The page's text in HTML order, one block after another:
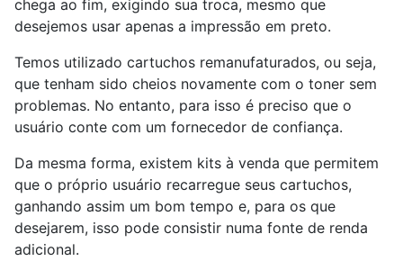
chega ao fim, exigindo sua troca, mesmo que
desejemos usar apenas a impressão em preto.
Temos utilizado cartuchos remanufaturados, ou seja,
que tenham sido cheios novamente com o toner sem
problemas. No entanto, para isso é preciso que o
usuário conte com um fornecedor de confiança.
Da mesma forma, existem kits à venda que permitem
que o próprio usuário recarregue seus cartuchos,
ganhando assim um bom tempo e, para os que
desejarem, isso pode consistir numa fonte de renda
adicional.